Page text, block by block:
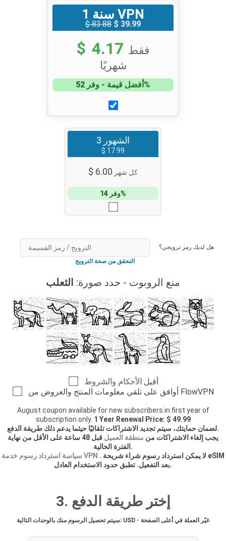
1 سنة VPN
$ 83.88 $ 39.99
$ 4.17
شهريًا
أفضل قيمة - وفر 52%
3 الشهور
$ 17.99
$ 6.00 كل شهر
وفر 14%
هل لديك رمز ترويجي؟
التحقق من صحة الترويج
منع الروبوت - حدد صورة: الثعلب
أقبل الأحكام والشروط
أوافق على تلقي معلومات المنتج والعروض من FlowVPN
August coupon available for new subscribers in first year of
subscription only. 1 Year Renewal Price: $ 49.99
لضمان حمايتك، سيتم تجديد الاشتراكات تلقائيًا حيثما يدعم ذلك طريقة الدفع.
يجب إلغاء الاشتراكات من منطقة العميل
قبل 48 ساعة على الأقل من نهاية
الفترة الحالية.
سياسة استرداد رسوم خدمة VPN . لا يمكن استرداد رسوم شراء شريحة eSIM
بعد التفعيل. تطبق حدود الاستخدام العادل.
3. إختر طريقة الدفع
سيتم تحصيل الرسوم منك بالوحدات التالية: USD - غيّر العملة في أعلى الصفحة